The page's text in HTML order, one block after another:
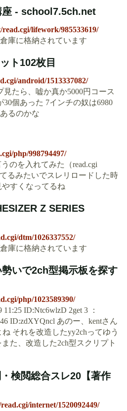
座 - school7.5ch.net
lifework/985533619/
庫に格納されています
ト102枚目
android/1513337082/
たら、嘘か真か5000円コース
30個あった 7インチの奴は6980
るのかな
php/998794497/
のを入れてみた（read.cgi
るみたいでスレリロードした時
すくなってるね
Z SERIES
dtm/1026337552/
庫に格納されています
いで2ch型掲示板を探す
php/1023589390/
ID:Ntc6wlzD 2get 3 ：
ID:zdXYQncl あのー、kentさん
それを改造したyy2chってゆう
た、改造した2ch型スクリプト
・検閲総合スレ20【著作
internet/1520092449/